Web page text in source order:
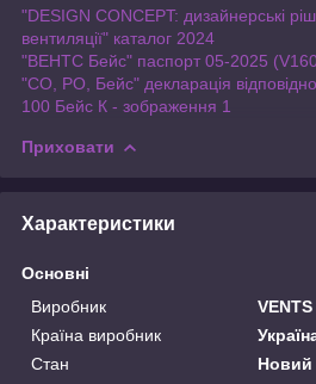
"DESIGN CONCEPT: дизайнерські
вентиляції" каталог 2024
"ВЕНТС Бейс" паспорт 05-2025
"СО, РО, Бейс" декларація
100 Бейс К - зображення 1
Приховати
Характеристики
Основні
Виробник
VENTS
Країна виробник
Стан
Новий